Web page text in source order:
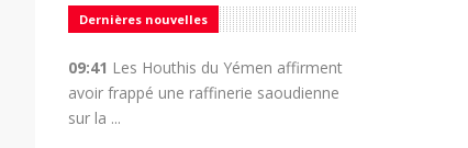
Dernières nouvelles
09:41 Les Houthis du Yémen affirment
avoir frappé une raffinerie saoudienne
sur la ...